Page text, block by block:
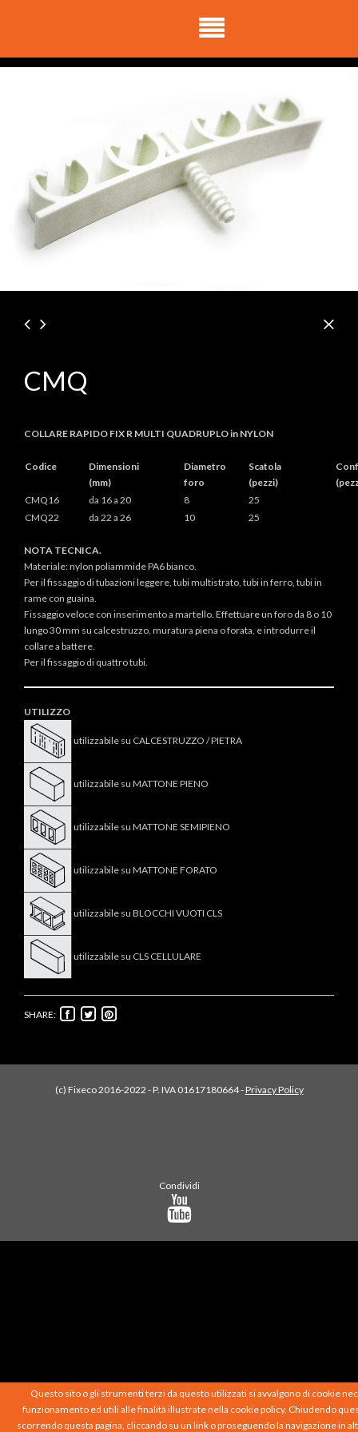
CMQ
COLLARE RAPIDO FIX R MULTI QUADRUPLO in NYLON
Codice
Dimensioni
(mm)
Diametro
foro
Scatola
(pezzi)
CMQ16
da 16 a 20 8
25
CMQ22
da 22 a 26 10 25
NOTA TECNICA.
Materiale: nylon poliammide PA6 bianco.
Per il fissaggio di tubazioni leggere, tubi multistrato, tubi in ferro, tubi in
rame con guaina.
Fissaggio veloce con inserimento a martello. Effettuare un foro da 8 o 10
lungo 30 mm su calcestruzzo, muratura piena o forata, e introdurre il
collare a battere.
Per il fissaggio di quattro tubi.
UTILIZZO
utilizzabile su CALCESTRUZZO / PIETRA
utilizzabile su MATTONE PIENO
utilizzabile su MATTONE SEMIPIENO
utilizzabile su MATTONE FORATO
utilizzabile su BLOCCHI VUOTI CLS
utilizzabile su CLS CELLULARE
SHARE:
(c) Fixeco 2016-2022 - P. IVA 01617180664 -Privacy Policy
Condividi
Questo sito o gli strumenti terzi da questo utilizzati si avvalgono di cookie
funzionamento ed utili alle finalità illustrate nella cookie policy. Chiudendo
scorrendo questa pagina, cliccando su un link o proseguendo la navigazione in